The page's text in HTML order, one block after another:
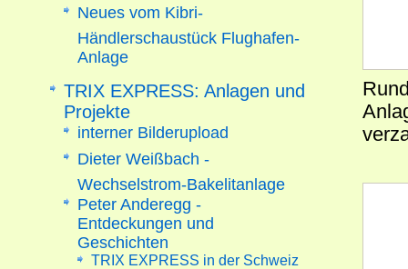
Neues vom Kibri-
Händlerschaustück Flughafen-
Anlage
TRIX EXPRESS: Anlagen und
Projekte
interner Bilderupload
Dieter Weißbach -
Wechselstrom-Bakelitanlage
Peter Anderegg -
Entdeckungen und
Geschichten
TRIX EXPRESS in der Schweiz